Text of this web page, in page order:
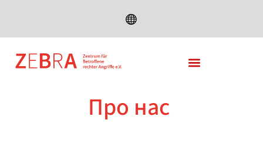
DEUTSCH
ENGLISH
FRANÇAIS
TÜRKÇE
Про нас